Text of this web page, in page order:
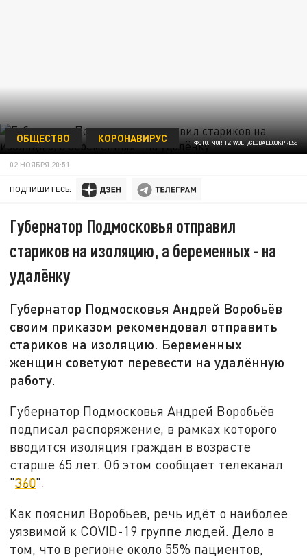
ФОТО: MORITZ WOLF/GLOBALLOOKPRESS
ОБЩЕСТВО КОРОНАВИРУС
02 НОЯБРЯ 20:51
ПОДПИШИТЕСЬ:
Губернатор Подмосковья отправил
стариков на изоляцию, а беременных - на
удалёнку
Губернатор Подмосковья Андрей Воробьёв
своим приказом рекомендовал отправить
стариков на изоляцию. Беременных
женщин советуют перевести на удалённую
работу.
Губернатор Подмосковья Андрей Воробьёв
подписал распоряжение, в рамках которого
вводится изоляция граждан в возрасте
старше 65 лет. Об этом сообщает телеканал
"360".
Как пояснил Воробьев, речь идёт о наиболее
уязвимой к COVID-19 группе людей. Дело в
том, что в регионе около 55% пациентов,